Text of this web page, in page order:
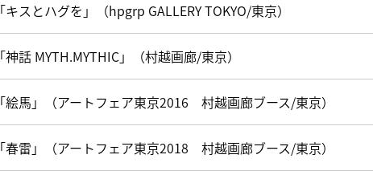
「キスとハグを」（hpgrp GALLERY TOKYO/東京）
「神話 MYTH.MYTHIC」（村越画廊/東京）
「絵馬」（アートフェア東京2016 村越画廊ブース/東京）
「春雷」（アートフェア東京2018 村越画廊ブース/東京）